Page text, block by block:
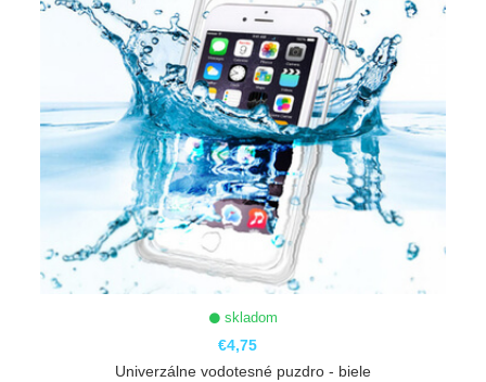
skladom
€4,75
Univerzálne vodotesné puzdro - biele